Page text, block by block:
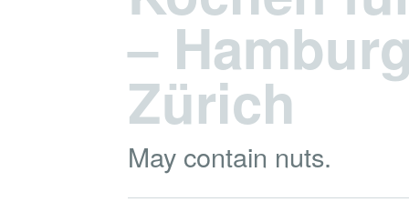
–
Zürich
May contain nuts.